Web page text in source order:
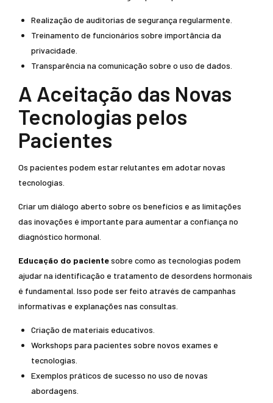
Realização de auditorias de segurança regularmente.
Treinamento de funcionários sobre importância da
privacidade.
Transparência na comunicação sobre o uso de dados.
A Aceitação das Novas
Tecnologias pelos
Pacientes
Os pacientes podem estar relutantes em adotar novas
tecnologias.
Criar um diálogo aberto sobre os benefícios e as limitações
das inovações é importante para aumentar a confiança no
diagnóstico hormonal.
Educação do pacientesobre como as tecnologias podem
ajudar na identificação e tratamento de desordens hormonais
é fundamental. Isso pode ser feito através de campanhas
informativas e explanações nas consultas.
Criação de materiais educativos.
Workshops para pacientes sobre novos exames e
tecnologias.
Exemplos práticos de sucesso no uso de novas
abordagens.